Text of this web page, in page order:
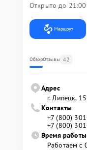
Открыто до 21:00
Маршрут
ОбзорОтзывы 42
Адрес
г. Липецк,
Контакты
+7 (800)
+7 (800)
Время работы
Работаем с